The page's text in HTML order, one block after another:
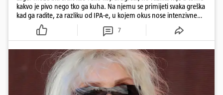
kakvo je pivo nego tko ga kuha. Na njemu se primijeti svaka greška
kad ga radite, za razliku od IPA-e, u kojem okus nose intenzivne
7